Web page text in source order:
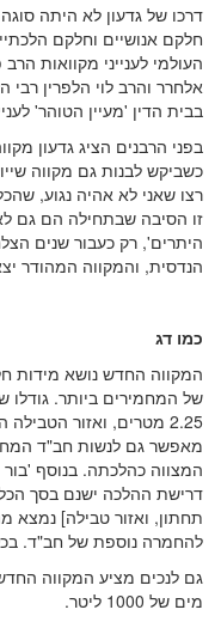
דרכו של גדעון לא היתה
חלקם אנושיים וחלקם
העולמי לענייני מקוואות
אלחרר והרב לוי הלפרין
בבית הדין 'מעיין הטוהר'
בפני הרבנים הציג גדעון
כשביקש לבנות גם מקווה
רצו שאני לא אהיה נגוע,
זו הסיבה שבתחילה הם גם
היתרים', רק כעבור שנים
הנדסית, והמקווה המהודר
כמו דג
המקווה החדש נושא מידות
מאפשר גם לנשות חב"ד
המצווה כהלכתה. בנוסף
תחתון, ואזור טבילה] נמצא
להחמרה נוספת של חב"ד. בכל אוצר יש 1500
גם לנכים מציע המקווה
מים של 1000 ליטר.